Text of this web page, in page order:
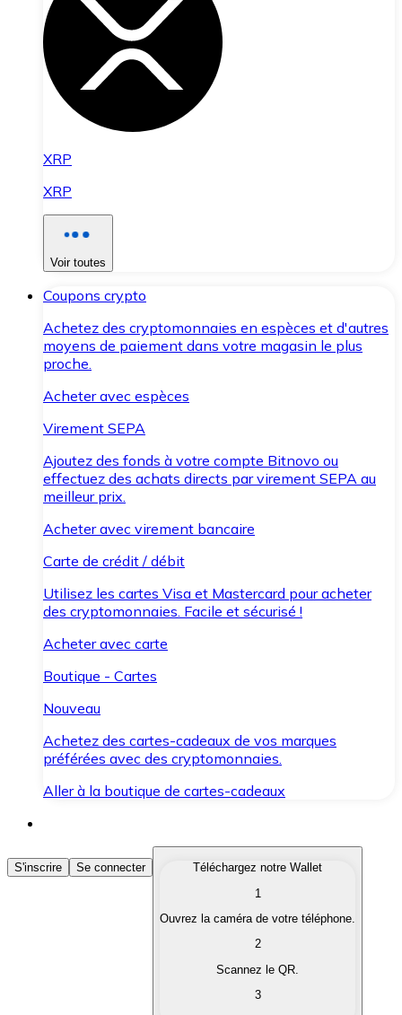
XRP
XRP
Voir toutes
Coupons crypto
Achetez des cryptomonnaies en espèces et d'autres
moyens de paiement dans votre magasin le plus
proche.
Acheter avec espèces
Virement SEPA
Ajoutez des fonds à votre compte Bitnovo ou
effectuez des achats directs par virement SEPA au
meilleur prix.
Acheter avec virement bancaire
Carte de crédit / débit
Utilisez les cartes Visa et Mastercard pour acheter
des cryptomonnaies. Facile et sécurisé !
Acheter avec carte
Boutique - Cartes
Nouveau
Achetez des cartes-cadeaux de vos marques
préférées avec des cryptomonnaies.
Aller à la boutique de cartes-cadeaux
Acheter des Cryptomonnaies
Achetez les cryptomonnaies qui vous intéressent
Convertissez vos cryptomonnaies en monnaie
S'inscrire Se connecter
Téléchargez notre Wallet
1
Ouvrez la caméra de votre téléphone.
2
Scannez le QR.
3